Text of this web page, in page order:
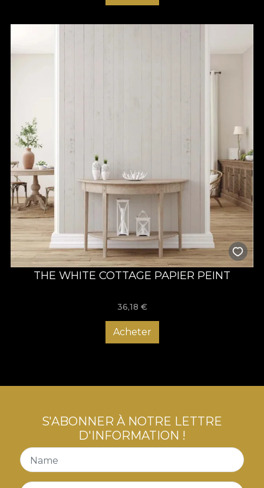
THE WHITE COTTAGE PAPIER PEINT
36,18 €
Acheter
S'ABONNER À NOTRE LETTRE
D'INFORMATION !
Name